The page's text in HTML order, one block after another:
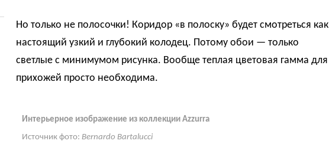
Но только не полосочки! Коридор «в полоску» будет смотреться как
настоящий узкий и глубокий колодец. Потому обои — только
светлые с минимумом рисунка. Вообще теплая цветовая гамма для
прихожей просто необходима.
Интерьерное изображение из коллекции Azzurra
Источник фото: Bernardo Bartalucci